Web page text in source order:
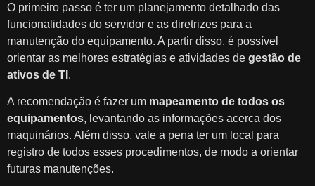
O primeiro passo é ter um planejamento detalhado das
funcionalidades do servidor e as diretrizes para a
manutenção do equipamento. A partir disso, é possível
orientar as melhores estratégias e atividades de gestão de
ativos de TI .
A recomendação é fazer um mapeamento de todos os
equipamentos, levantando as informações acerca dos
maquinários. Além disso, vale a pena ter um local para
registro de todos esses procedimentos, de modo a orientar
futuras manutenções.